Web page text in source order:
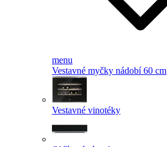
menu
Vestavné myčky nádobí 60 cm
Vestavné vinotéky